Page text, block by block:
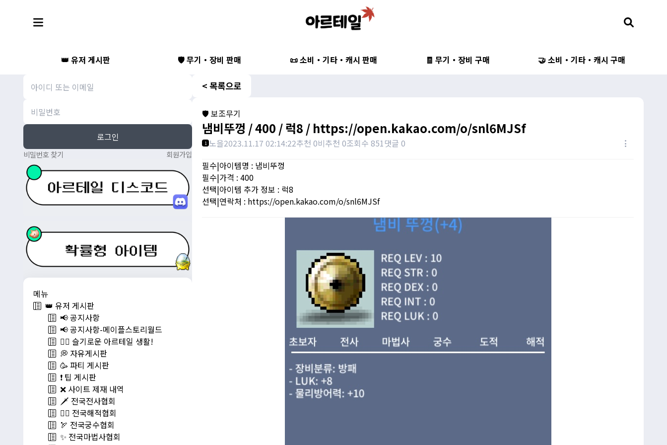
👑 유저 게시판 🛡️ 무기・장비 판매 📜 소비・기타・캐시 판매 🧾 무기・장비 구매 🤝 소비・기타・캐시 구매
로그인
비밀번호 찾기 회원가입
메뉴
👑 유저 게시판
📢 공지사항
📢 공지사항-메이플스토리월드
💁‍♂ 슬기로운 아르테일 생활!
💭 자유게시판
🥳 파티 게시판
❗️ 팁 게시판
❌ 사이트 제재 내역
🗡️ 전국전사협회
🏴‍☠️ 전국해적협회
🏹 전국궁수협회
✨ 전국마법사협회
< 목록으로
🛡️ 보조무기
냄비뚜껑 / 400 / 럭8 / https://open.kakao.com/o/snl6MJSf
1 노을2023.11.17 02:14:22추천 0비추천 0조회수 851댓글 0
필수|아이템명 : 냄비뚜껑
필수|가격 : 400
선택|아이템 추가 정보 : 럭8
선택|연락처 : https://open.kakao.com/o/snl6MJSf